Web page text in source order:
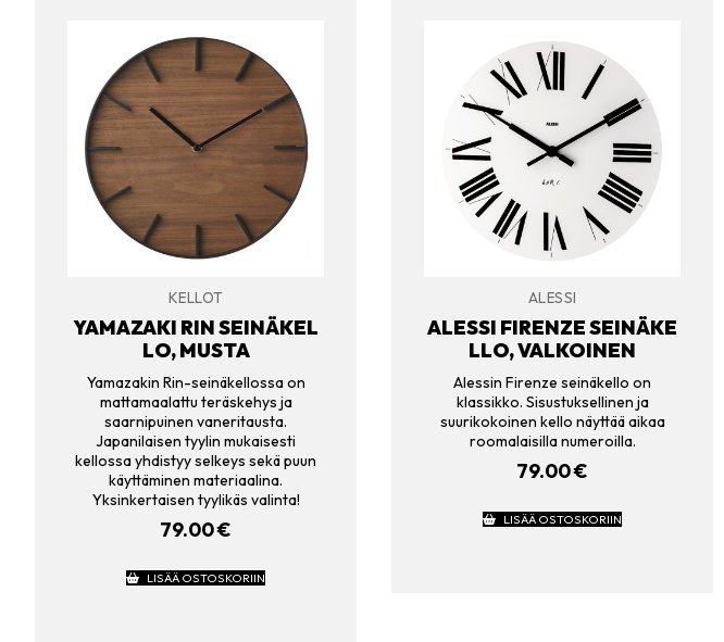
KELLOT
YAMAZAKI RIN SEINÄKEL
LO, MUSTA
Yamazakin Rin-seinäkellossa on
mattamaalattu teräskehys ja
saarnipuinen vaneritausta.
Japanilaisen tyylin mukaisesti
kellossa yhdistyy selkeys sekä puun
käyttäminen materiaalina.
Yksinkertaisen tyylikäs valinta!
79.00€
LISÄÄ OSTOSKORIIN
ALESSI
ALESSI FIRENZE SEINÄKE
LLO, VALKOINEN
Alessin Firenze seinäkello on
klassikko. Sisustuksellinen ja
suurikokoinen kello näyttää aikaa
roomalaisilla numeroilla.
79.00€
LISÄÄ OSTOSKORIIN